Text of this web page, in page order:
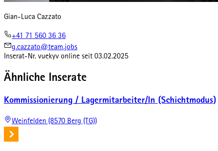
Gian-Luca Cazzato
+41 71 560 36 36
g.cazzato@team.jobs
Inserat-Nr. vuekyv online seit 03.02.2025
Ähnliche Inserate
Kommissionierung / Lagermitarbeiter/In (Schichtmodus)
Weinfelden (8570 Berg (TG))